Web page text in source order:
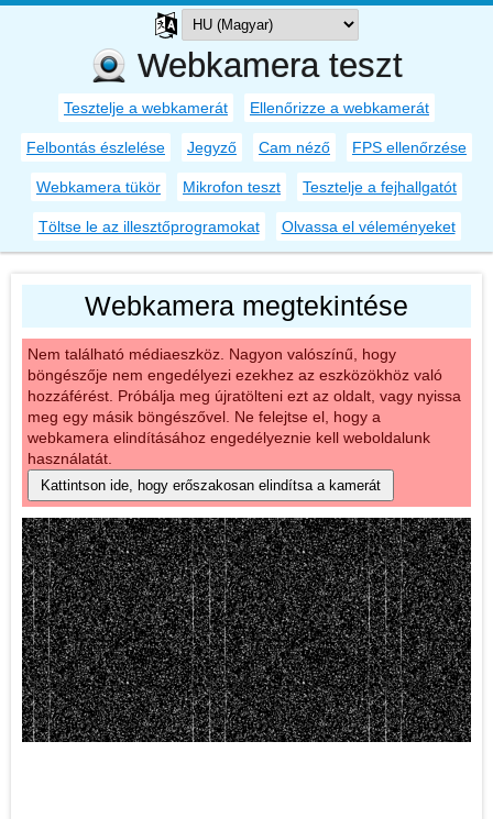
Webkamera teszt
Tesztelje a webkamerát Ellenőrizze a webkamerát
Felbontás észlelése Jegyző Cam néző FPS ellenőrzése
Webkamera tükör Mikrofon teszt Tesztelje a fejhallgatót
Töltse le az illesztőprogramokat Olvassa el véleményeket
Webkamera megtekintése
Nem található médiaeszköz. Nagyon valószínű, hogy
böngészője nem engedélyezi ezekhez az eszközökhöz való
hozzáférést. Próbálja meg újratölteni ezt az oldalt, vagy nyissa
meg egy másik böngészővel. Ne felejtse el, hogy a
webkamera elindításához engedélyeznie kell weboldalunk
használatát.
Kattintson ide, hogy erőszakosan elindítsa a kamerát